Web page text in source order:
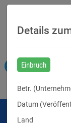
Details
Einbruch
Betr. (
Datum
Land